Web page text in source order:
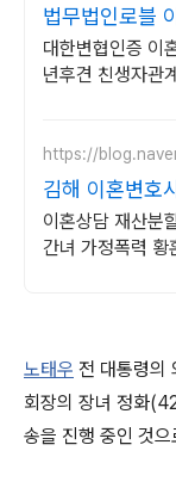
법무법인로블
대한변협인증 이
년후견 친생자관
https://
김해 이혼변호
는 어려운 이혼
이혼상담 재산분
간녀 가정폭력 황
노태우 전 대통령의
회장의 장녀 정화
송을 진행 중인 것